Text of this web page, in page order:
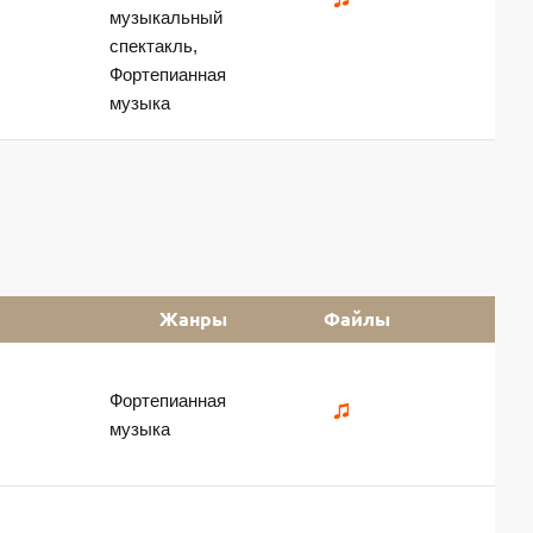
музыкальный
спектакль,
Фортепианная
музыка
Жанры Файлы
Фортепианная
музыка